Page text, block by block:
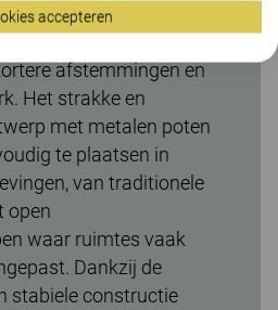
werkhoogte
afstemmingen en
Het strakke en
met metalen poten
te plaatsen in
van traditionele
open
waar ruimtes vaak
Dankzij de
stabiele constructie
accepteren